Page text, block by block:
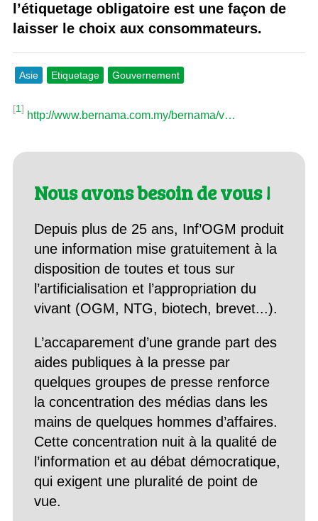
l’étiquetage obligatoire est une façon de
laisser le choix aux consommateurs.
Asie Etiquetage Gouvernement
[1]
http://www.bernama.com.my/bernama/v…
Nous avons besoin de vous !
Depuis plus de 25 ans, Inf’OGM produit
une information mise gratuitement à la
disposition de toutes et tous sur
l’artificialisation et l’appropriation du
vivant (OGM, NTG, biotech, brevet...).
L’accaparement d’une grande part des
aides publiques à la presse par
quelques groupes de presse renforce
la concentration des médias dans les
mains de quelques hommes d’affaires.
Cette concentration nuit à la qualité de
l’information et au débat démocratique,
qui exigent une pluralité de point de
vue.